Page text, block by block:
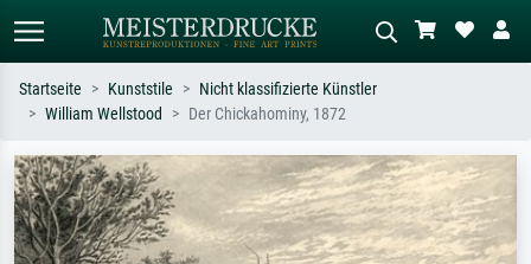
Suchen Sie nach Künstlern, Werktiteln
oder Stilen – z.B. Monet,
Sternennacht, Impressionismus, Welle
Hokusai, Akt.
Beschreiben Sie die Szene – z.B. Grüne
Wiese, Abstrakt mit viel Rot, Dunkles
Ölgemälde, Stehender Akt neben einem
Baum.
Startseite Kunststile
Nicht klassifizierte Künstler
William Wellstood
Der Chickahominy, 1872